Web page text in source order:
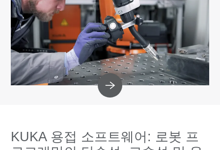
KUKA 용접 소프트웨어: 로봇 프